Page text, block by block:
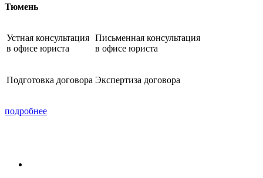
Тюмень
Устная консультация
в офисе юриста
Письменная консультация
в офисе юриста
Подготовка договора Экспертиза договора
подробнее